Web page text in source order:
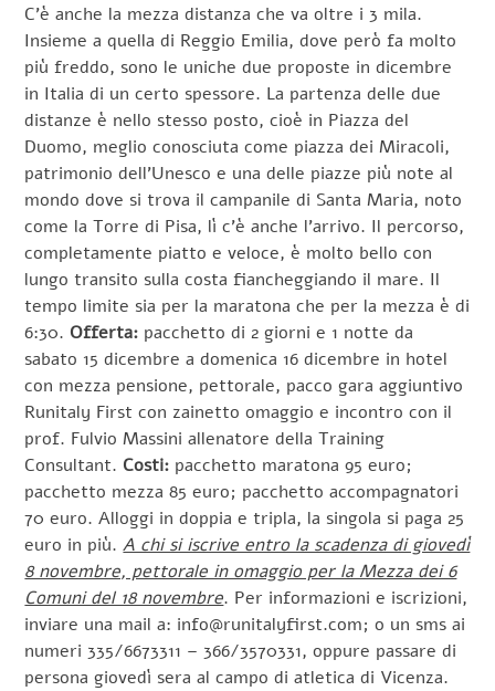
C’è anche la mezza distanza che va oltre i 3 mila.
Insieme a quella di Reggio Emilia, dove però fa molto
più freddo, sono le uniche due proposte in dicembre
in Italia di un certo spessore. La partenza delle due
distanze è nello stesso posto, cioè in Piazza del
Duomo, meglio conosciuta come piazza dei Miracoli,
patrimonio dell’Unesco e una delle piazze più note al
mondo dove si trova il campanile di Santa Maria, noto
come la Torre di Pisa, lì c’è anche l’arrivo. Il percorso,
completamente piatto e veloce, è molto bello con
lungo transito sulla costa fiancheggiando il mare. Il
tempo limite sia per la maratona che per la mezza è di
6:30. Offerta: pacchetto di 2 giorni e 1 notte da
sabato 15 dicembre a domenica 16 dicembre in hotel
con mezza pensione, pettorale, pacco gara aggiuntivo
Runitaly First con zainetto omaggio e incontro con il
prof. Fulvio Massini allenatore della Training
Consultant. Costi: pacchetto maratona 95 euro;
pacchetto mezza 85 euro; pacchetto accompagnatori
70 euro. Alloggi in doppia e tripla, la singola si paga 25
euro in più.A chi si iscrive entro la scadenza di giovedì
8 novembre, pettorale in omaggio per la Mezza dei 6
Comuni del 18 novembre. Per informazioni e iscrizioni,
inviare una mail a: info@runitalyfirst.com; o un sms ai
numeri 335/6673311 – 366/3570331, oppure passare di
persona giovedì sera al campo di atletica di Vicenza.